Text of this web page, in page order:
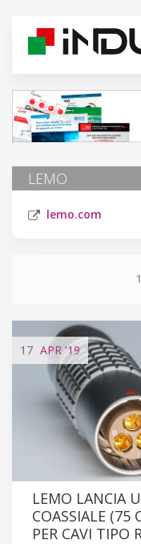
LEMO
lemo.com
1
17 APR '19
LEMO LANCIA
COASSIALE (75
PER CAVI TIPO